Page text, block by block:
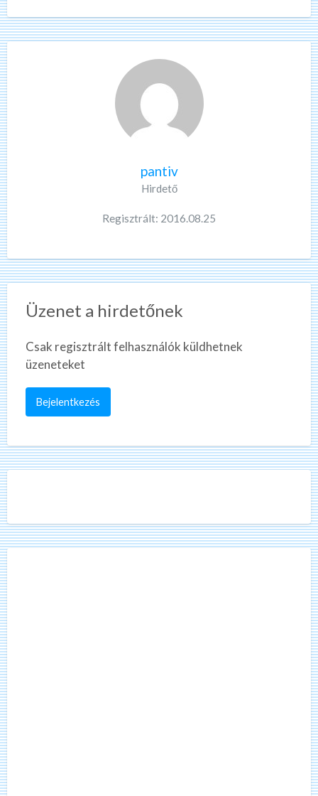
pantiv
Hirdető
Regisztrált: 2016.08.25
Üzenet a hirdetőnek
Csak regisztrált felhasználók küldhetnek
üzeneteket
Bejelentkezés